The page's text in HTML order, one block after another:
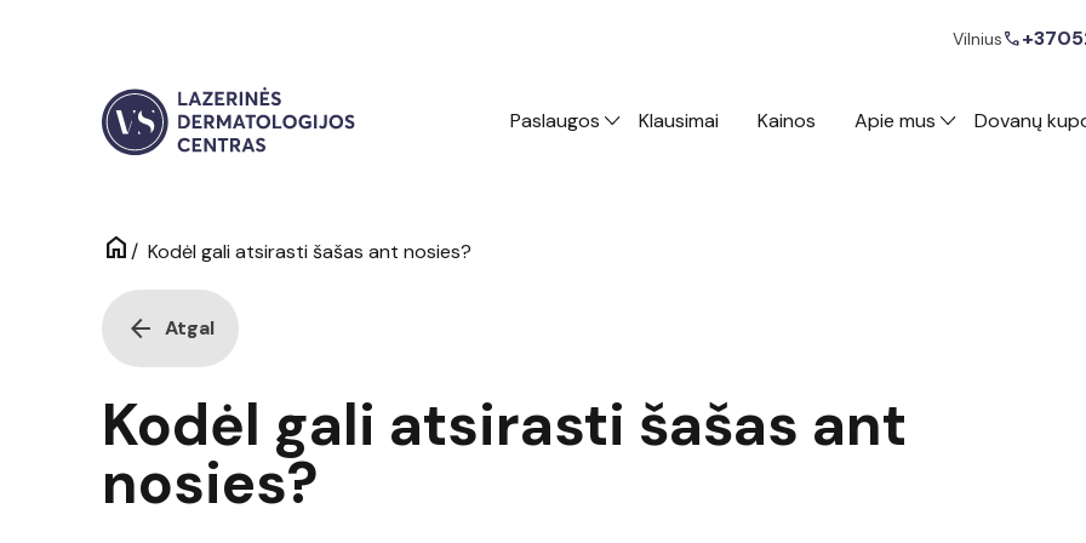
Vilniuscall
Paslaugos Klausimai Kainos Apie mus Dovanų
home/ Kodėl gali atsirasti šašas ant nosies?
arrow_back Atgal
Kodėl gali atsirasti šašas ant
nosies?